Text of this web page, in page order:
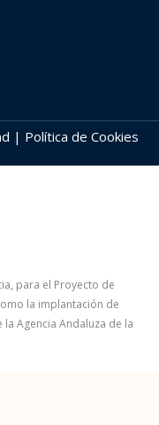
| Política de Cookies
para el Proyecto de
la implantación de
Agencia Andaluza de la